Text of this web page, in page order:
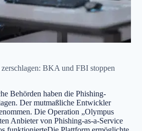
BKA und FBI stoppen
Behörden haben die Phishing-
Der mutmaßliche Entwickler
Die Operation „Olympus
Anbieter von Phishing-as-a-Service